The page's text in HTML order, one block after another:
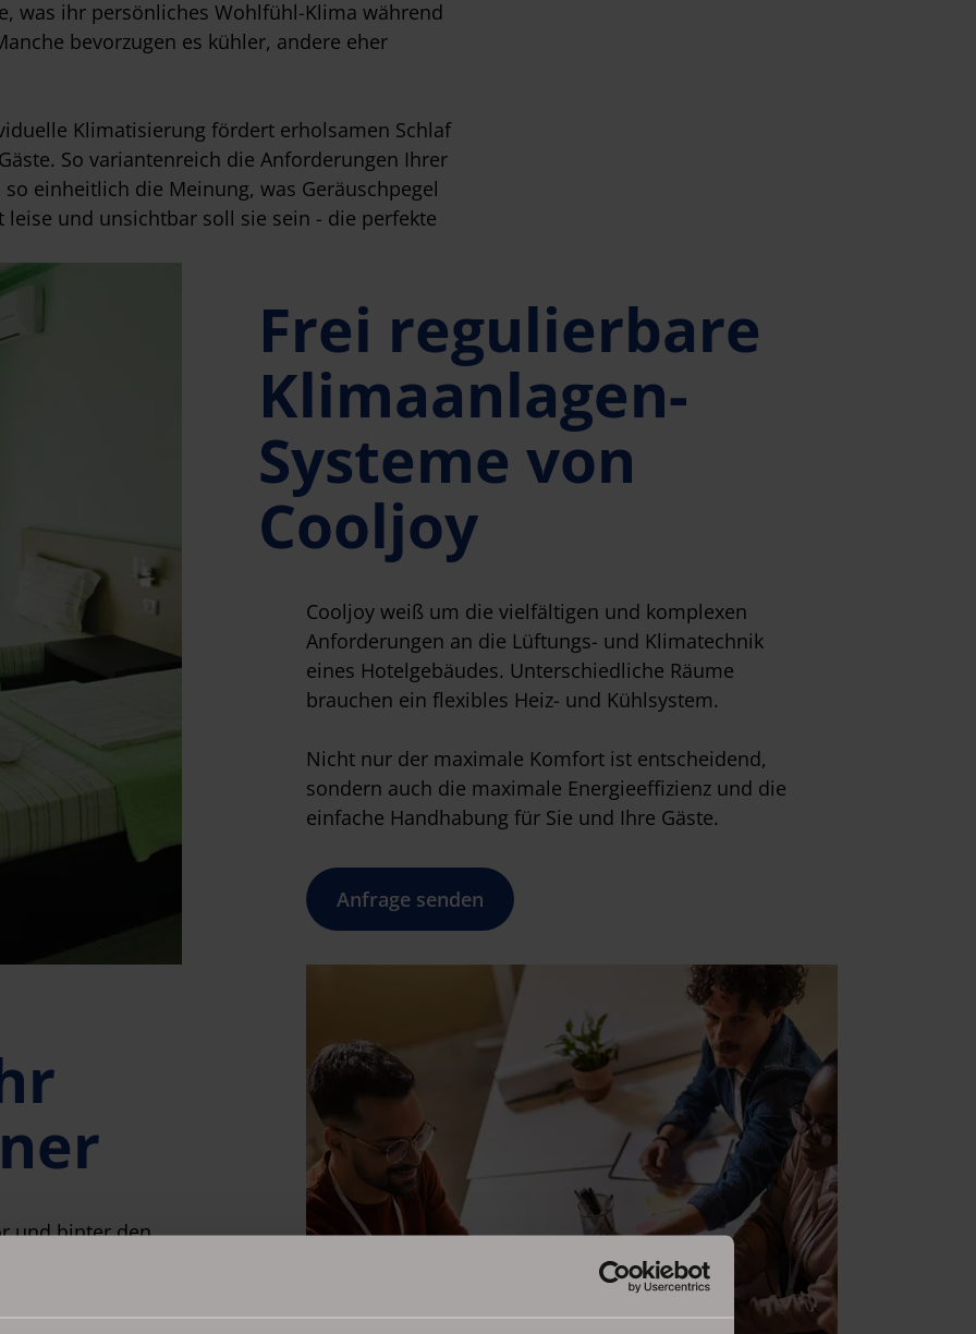
was ihr persönliches Wohlfühl-Klima während
bevorzugen es kühler, andere eher
Klimatisierung fördert erholsamen Schlaf
So variantenreich die Anforderungen Ihrer
einheitlich die Meinung, was Geräuschpegel
und unsichtbar soll sie sein - die perfekte
Frei regulierbare
Klimaanlagen-
Systeme von
Cooljoy
Cooljoy weiß um die vielfältigen und komplexen
Anforderungen an die Lüftungs- und Klimatechnik
eines Hotelgebäudes. Unterschiedliche Räume
brauchen ein flexibles Heiz- und Kühlsystem.
Nicht nur der maximale Komfort ist entscheidend,
sondern auch die maximale Energieeffizienz und die
einfache Handhabung für Sie und Ihre Gäste.
Anfrage senden
und hinter den
nicht
Pünktlichkeit